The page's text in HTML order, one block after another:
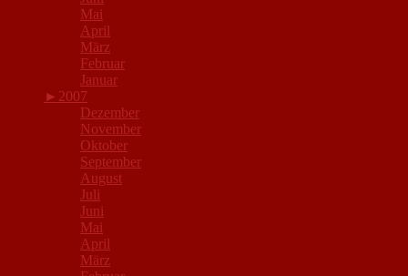
Mai
April
März
Februar
Januar
► 2007
Dezember
November
Oktober
September
August
Juli
Juni
Mai
April
März